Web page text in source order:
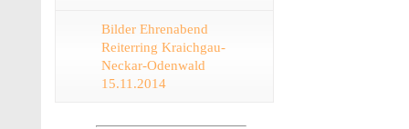
Bilder Ehrenabend
Reiterring Kraichgau-
Neckar-Odenwald
15.11.2014